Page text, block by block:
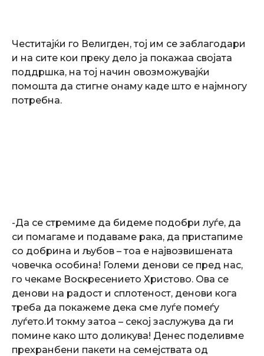
Честитајќи го Велигден, тој им се заблагодари
и на сите кои преку дело ја покажаа својата
поддршка, на тој начин овозможувајќи
помошта да стигне онаму каде што е најмногу
потребна.
-Да се стремиме да бидеме подобри луѓе, да
си помагаме и подаваме рака, да пристапиме
со добрина и љубов – тоа е највозвишената
човечка особина! Големи денови се пред нас,
го чекаме Воскресението Христово. Ова се
денови на радост и сплотеност, денови кога
треба да покажеме дека сме луѓе помеѓу
луѓето.И токму затоа – секој заслужува да ги
помине како што доликува! Денес поделивме
прехранбени пакети на семејствата од